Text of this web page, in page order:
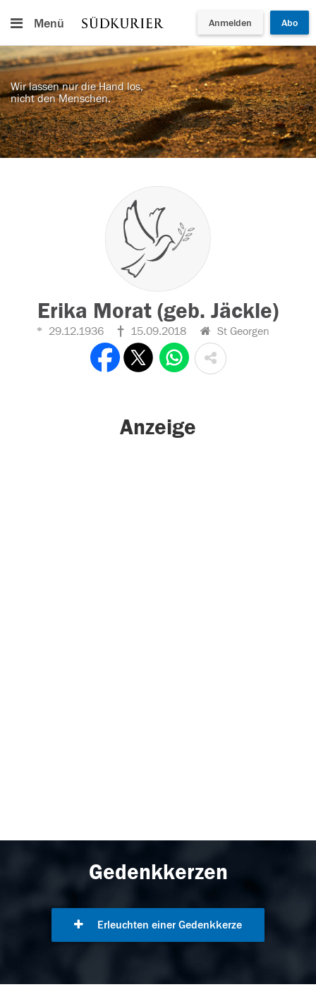
Menü Anmelden Abo
Wir lassen nur die Hand los,
nicht den Menschen.
Erika Morat (geb. Jäckle)
29.12.1936 15.09.2018 St Georgen
Anzeige
Gedenkkerzen
Erleuchten einer Gedenkkerze